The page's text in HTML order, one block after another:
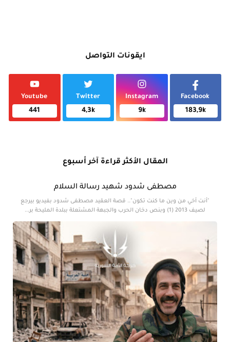
ايقونات التواصل
Facebook
183,9k
Instagram
9k
Twitter
4,3k
Youtube
441
المقال الأكثر قراءة آخر أسبوع
مصطفى شدود شهيد رسالة السلام
"أنت أخي من وين ما كنت تكون".. قصة العقيد مصطفى شدود بفيديو بيرجع
لصيف 2013 (1) وبنص دخان الحرب والجبهة المشتعلة ببلدة المليحة بر...